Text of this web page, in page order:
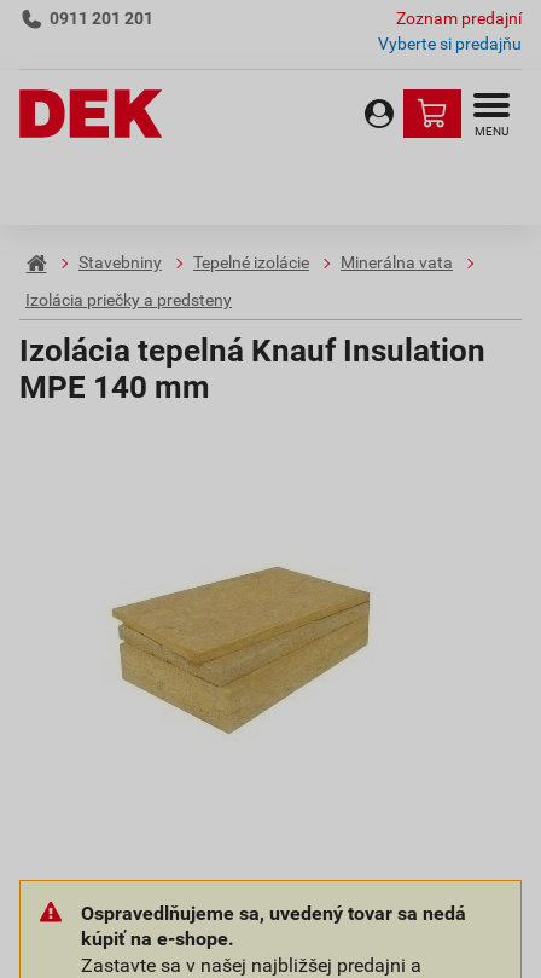
0911 201 201
Zoznam predajní
Vyberte si predajňu
MENU
Stavebniny Tepelné izolácie
Minerálna vata
Izolácia priečky a predsteny
Izolácia tepelná Knauf Insulation
MPE 140 mm
Ospravedlňujeme sa, uvedený tovar sa nedá
kúpiť na e-shope.
Zastavte sa v našej najbližšej predajni a